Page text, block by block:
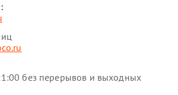
без перерывов и выходных